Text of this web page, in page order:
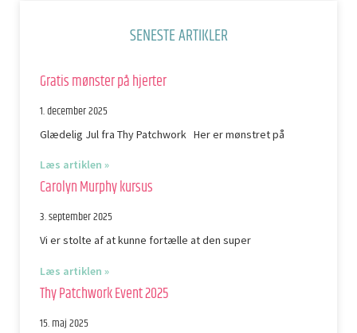
SENESTE ARTIKLER
Gratis mønster på hjerter
1. december 2025
Glædelig Jul fra Thy Patchwork Her er mønstret på
Læs artiklen »
Carolyn Murphy kursus
3. september 2025
Vi er stolte af at kunne fortælle at den super
Læs artiklen »
Thy Patchwork Event 2025
15. maj 2025